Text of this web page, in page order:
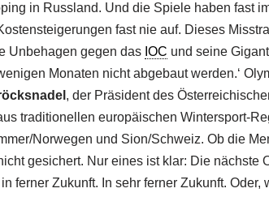
in Russland. Und die Spiele haben fast
fast nie auf. Dieses
Unbehagen gegen das IOC und seine
Monaten nicht abgebaut werden.‘
, der Präsident des
traditionellen europäischen Wintersport-
Norwegen und Sion/Schweiz. Ob die
gesichert. Nur eines ist klar: Die nächste
ferner Zukunft. In sehr ferner Zukunft.